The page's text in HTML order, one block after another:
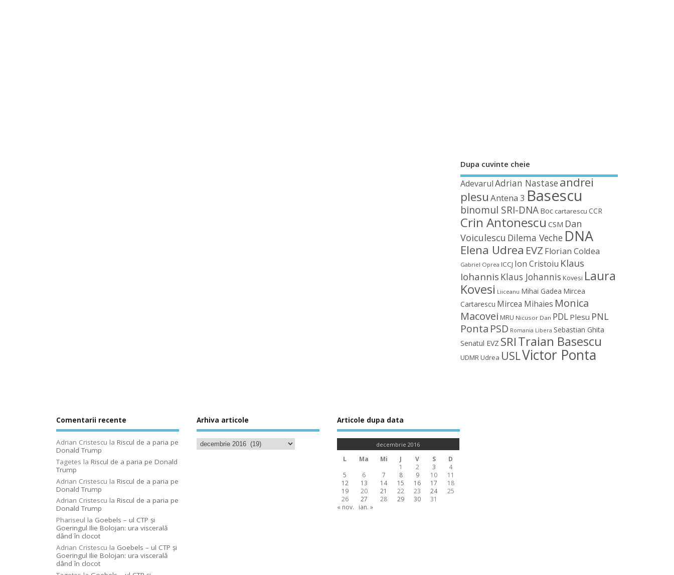
Dupa cuvinte cheie
Adevarul Adrian Nastaseandrei
plesu Antena 3 Basescu
binomul SRI-DNA Boc cartarescu CCR
Crin Antonescu CSM Dan
Voiculescu Dilema Veche DNA
Elena Udrea EVZ Florian Coldea
Gabriel Oprea ICCJ Ion Cristoiu Klaus
Iohannis Klaus Johannis Kovesi Laura
Kovesi Liiceanu Mihai Gadea Mircea
Cartarescu Mircea Mihaies Monica
Macovei MRU Nicusor Dan PDL Plesu PNL
Ponta PSD Romania Libera Sebastian Ghita
Senatul EVZ SRITraian Basescu
UDMRUdrea USLVictor Ponta
Comentarii recente
Adrian Cristescu la Riscul de a paria pe
Donald Trump
Tagetes la Riscul de a paria pe Donald
Trump
Adrian Cristescu la Riscul de a paria pe
Donald Trump
Adrian Cristescu la Riscul de a paria pe
Donald Trump
Phariseul la Goebels – ul CTP şi
Goeringul Ilie Bolojan: ura viscerală
dând în clocot
Adrian Cristescu la Goebels – ul CTP şi
Goeringul Ilie Bolojan: ura viscerală
dând în clocot
Arhiva articole Articole dupa data
decembrie 2016
L Ma Mi J V S
D
1
2 3
4
5
6 7 8 9 10
11
12
13 14 15 16 17
18
19
20 21 22 23 24
25
26
27 28 29 30
31
« nov.
ian. »